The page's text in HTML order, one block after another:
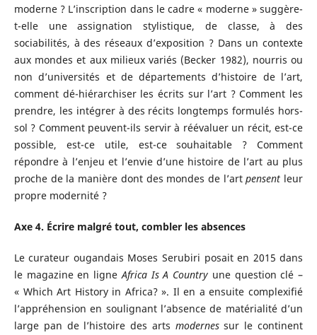
moderne ? L’inscription dans le cadre « moderne » suggère-
t-elle une assignation stylistique, de classe, à des
sociabilités, à des réseaux d’exposition ? Dans un contexte
aux mondes et aux milieux variés (Becker 1982), nourris ou
non d’universités et de départements d’histoire de l’art,
comment dé-hiérarchiser les écrits sur l’art ? Comment les
prendre, les intégrer à des récits longtemps formulés hors-
sol ? Comment peuvent-ils servir à réévaluer un récit, est-ce
possible, est-ce utile, est-ce souhaitable ? Comment
répondre à l’enjeu et l’envie d’une histoire de l’art au plus
proche de la manière dont des mondes de l’artpensent leur
propre modernité ?
Axe 4. Écrire malgré tout, combler les absences
Le curateur ougandais Moses Serubiri posait en 2015 dans
le magazine en ligneAfrica Is A Country une question clé –
« Which Art History in Africa? ». Il en a ensuite complexifié
l’appréhension en soulignant l’absence de matérialité d’un
large pan de l’histoire des arts modernessur le continent